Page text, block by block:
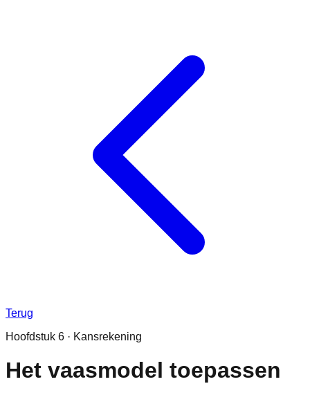
Terug
Hoofdstuk 6 · Kansrekening
Het vaasmodel toepassen